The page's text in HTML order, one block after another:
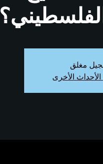
مغلق
الأخرى